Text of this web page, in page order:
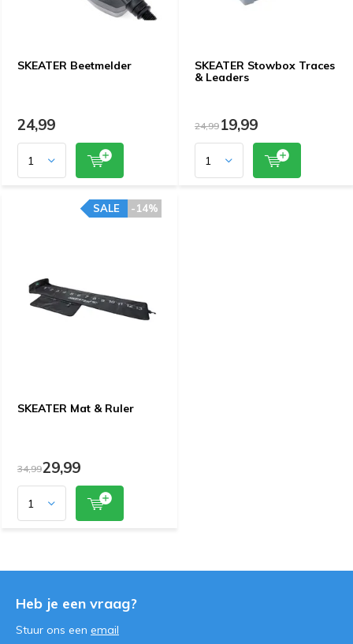
SKEATER Beetmelder
24,99
SKEATER Stowbox Traces
& Leaders
24,9919,99
SKEATER Mat & Ruler
-14%
SALE
34,9929,99
Heb je een vraag?
Stuur ons een email